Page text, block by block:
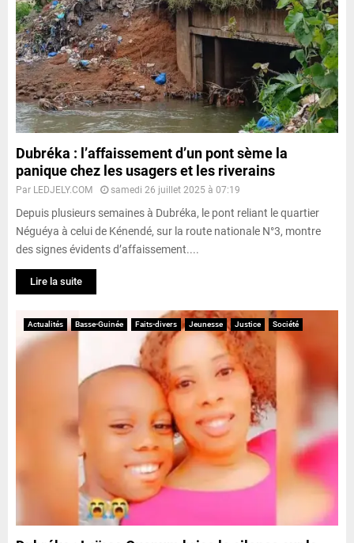
Dubréka : l’affaissement d’un pont sème la
panique chez les usagers et les riverains
Par LEDJELY.COM samedi 26 juillet 2025 à 07:19
Depuis plusieurs semaines à Dubréka, le pont reliant le quartier
Néguéya à celui de Kénendé, sur la route nationale N°3, montre
des signes évidents d’affaissement....
Lire la suite
Actualités Basse-Guinée Faits-divers Jeunesse Justice Société